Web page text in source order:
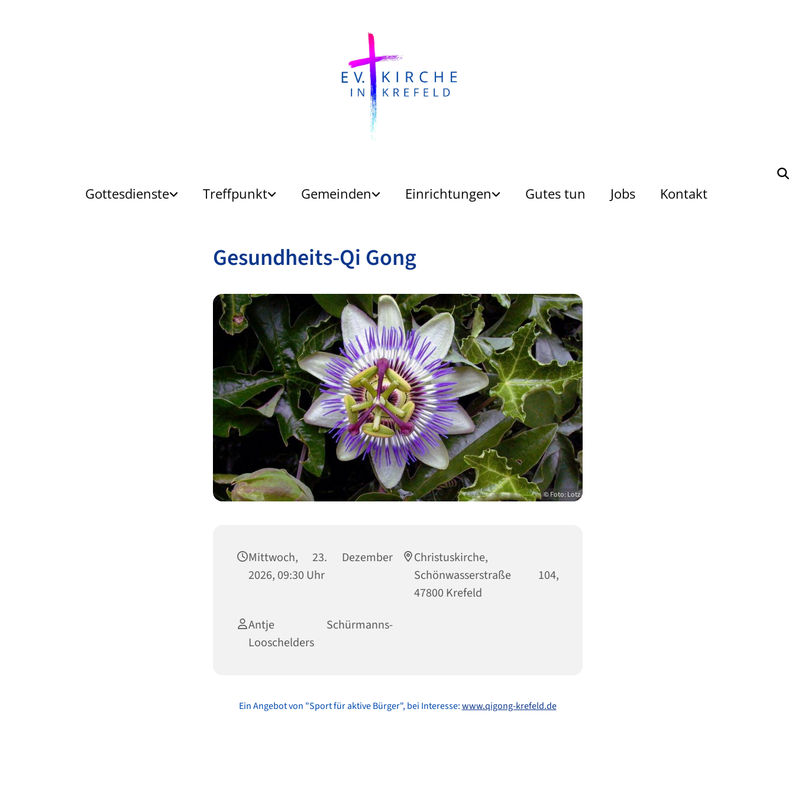
Gottesdienste Treffpunkt Gemeinden Einrichtungen Gutes tun Jobs Kontakt
Gesundheits-Qi Gong
© Foto: Lotz
Mittwoch, 23. Dezember
2026, 09:30 Uhr
Christuskirche,
Schönwasserstraße 104,
47800 Krefeld
Antje Schürmanns-
Looschelders
Ein Angebot von "Sport für aktive Bürger", bei Interesse:www.qigong-krefeld.de